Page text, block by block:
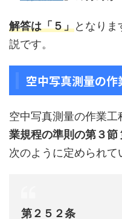
解答は「５」となり
説です。
空中写真測量の作
空中写真測量の作業工
業規程の準則の第３節
次のように定められて
第２５２条